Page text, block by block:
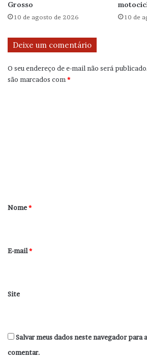
Grosso
10 de agosto de 2026 10 de
Deixe um comentário
O seu endereço de e-mail não será publicado.
são marcados com *
r
*
Nome*
E-mail*
Site
Salvar meus dados neste navegador para
comentar.